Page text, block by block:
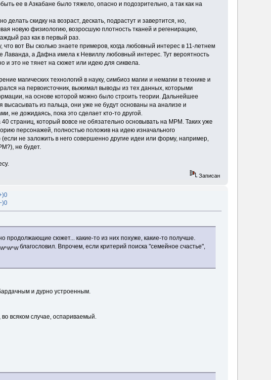
ее в Азкабане было тяжело, опасно и подозрительно, а так как на
скидку на возраст, дескать, подрастут и завертится, но,
новую физиологию, возросшую плотность тканей и регенирацию,
раз как в первый раз.
вот Вы сколько знаете примеров, когда любовный интерес в 11-летнем
а Дафна имела к Невиллу любовный интерес. Тут вероятность
и это не тянет на сюжет или идею для сиквела.
магических технологий в науку, симбиоз магии и немагии в технике и
на первоисточник, выжимал выводы из тех данных, которыми
на основе которой можно было строить теории. Дальнейшее
из пальца, они уже не будут основаны на анализе и
не дожидаясь, пока это сделает кто-то другой.
страниц, который вовсе не обязательно основывать на МРМ. Таких уже
персонажей, полностью положив на идею изначального
не заложить в него совершенно другие идеи или форму, например,
не будет.
Записан
продолжающие сюжет... какие-то из них похуже, какие-то получше.
благословил. Впрочем, если критерий поиска "семейное счастье",
и дурно устроенным.
всяком случае, оспариваемый.